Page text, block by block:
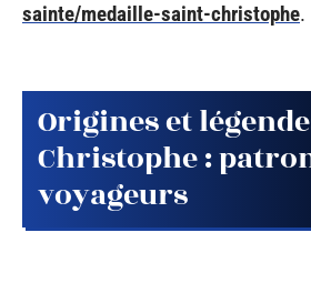
sainte/medaille-saint-christophe.
Origines et
Christophe :
voyageurs